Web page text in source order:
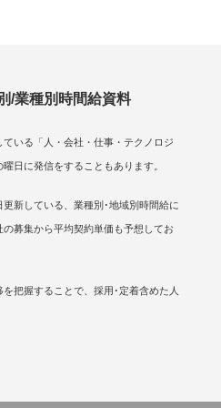
/業種別時間給資料
いる「人・会社・仕事・テクノロジ
日に発信をすることもあります。
新している、業種別･地域別時間給に
募集から平均契約単価も予想してお
把握することで、採用･定着含めた人